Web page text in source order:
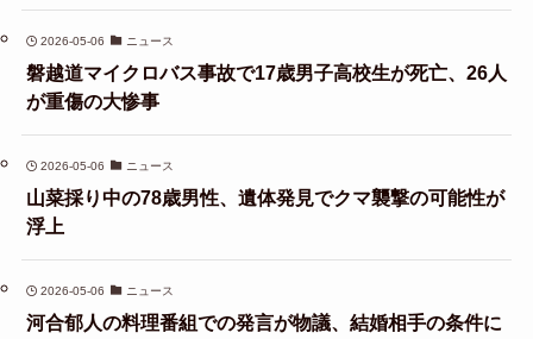
2026-05-06 ニュース
磐越道マイクロバス事故で17歳男子高校生が死亡、26人
が重傷の大惨事
2026-05-06 ニュース
山菜採り中の78歳男性、遺体発見でクマ襲撃の可能性が
浮上
2026-05-06 ニュース
河合郁人の料理番組での発言が物議、結婚相手の条件に